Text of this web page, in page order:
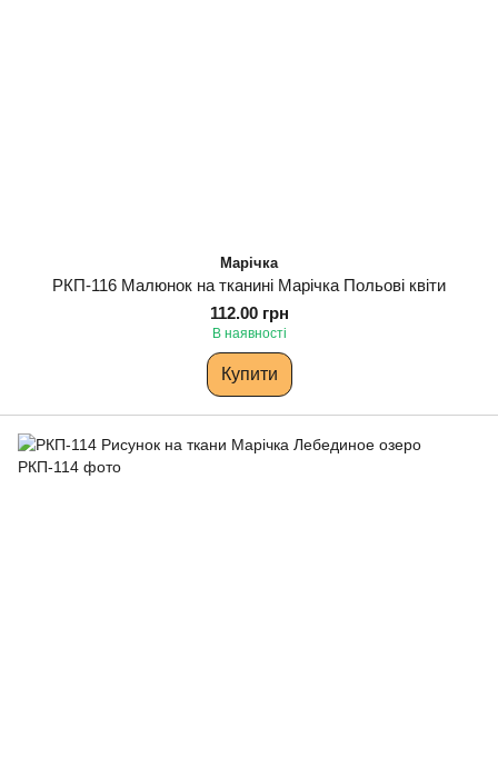
Марічка
РКП-116 Малюнок на тканині Марічка Польові квіти
112.00 грн
В наявності
Купити